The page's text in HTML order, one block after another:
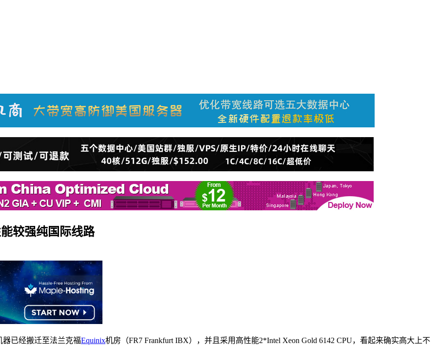
较强纯国际线路
已经搬迁至法兰克福Equinix机房（FR7 Frankfurt IBX），并且采用高性能2*Intel Xeon Gold 6142 CPU，看起来确实高大上不